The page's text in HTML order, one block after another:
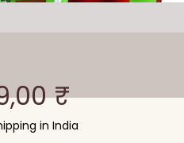
₹Prix
in India